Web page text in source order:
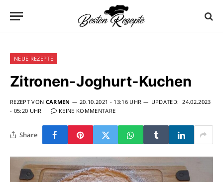
NEUE REZEPTE
Zitronen-Joghurt-Kuchen
REZEPT VON CARMEN 20.10.2021 - 13:16 UHR UPDATED: 24.02.2023
- 05:20 UHR
KEINE KOMMENTARE
Share